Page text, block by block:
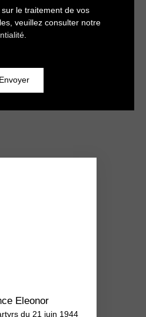
le traitement de vos
veuillez consulter notre
Envoyer
Eleonor
du 21 juin 1944